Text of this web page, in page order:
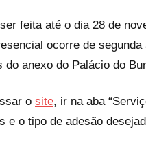
feita até o dia 28 de
ocorre de
anexo do Palácio do
o site, ir na aba
e o tipo de adesão